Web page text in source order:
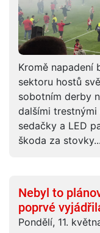
Kromě napadení
sektoru hostů
sobotním derby
dalšími trestnými
sedačky a LED
škoda za stovky...
Nebyl to
poprvé
Pondělí, 11.